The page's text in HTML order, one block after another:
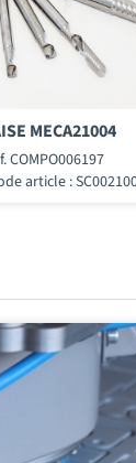
MECA21004
COMPO006197
article :